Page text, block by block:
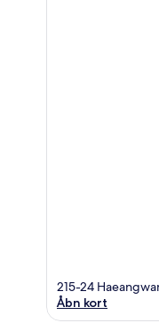
215-24
Åbn kort